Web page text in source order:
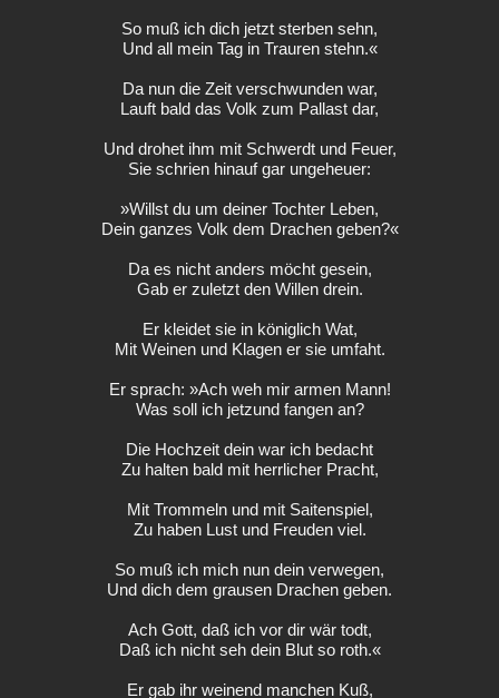
So muß ich dich jetzt sterben sehn,
Und all mein Tag in Trauren stehn.«
Da nun die Zeit verschwunden war,
Lauft bald das Volk zum Pallast dar,
Und drohet ihm mit Schwerdt und Feuer,
Sie schrien hinauf gar ungeheuer:
»Willst du um deiner Tochter Leben,
Dein ganzes Volk dem Drachen geben?«
Da es nicht anders möcht gesein,
Gab er zuletzt den Willen drein.
Er kleidet sie in königlich Wat,
Mit Weinen und Klagen er sie umfaht.
Er sprach: »Ach weh mir armen Mann!
Was soll ich jetzund fangen an?
Die Hochzeit dein war ich bedacht
Zu halten bald mit herrlicher Pracht,
Mit Trommeln und mit Saitenspiel,
Zu haben Lust und Freuden viel.
So muß ich mich nun dein verwegen,
Und dich dem grausen Drachen geben.
Ach Gott, daß ich vor dir wär todt,
Daß ich nicht seh dein Blut so roth.«
Er gab ihr weinend manchen Kuß,